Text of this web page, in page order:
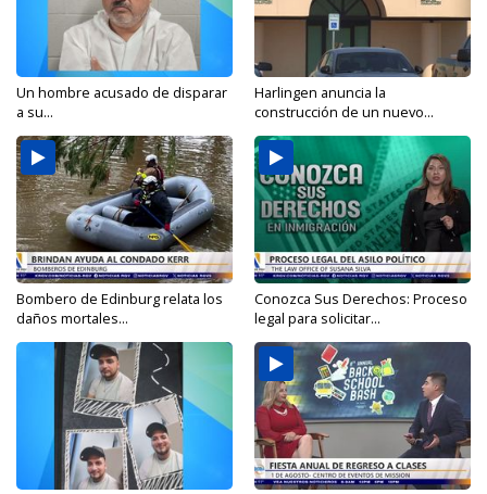
Un hombre acusado de disparar
a su...
Harlingen anuncia la
construcción de un nuevo...
Bombero de Edinburg relata los
daños mortales...
Conozca Sus Derechos: Proceso
legal para solicitar...